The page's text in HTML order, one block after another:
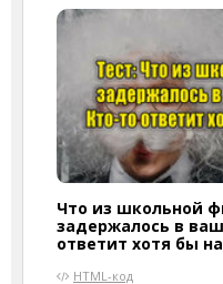
Что из школьной
задержалось в
ответит хотя бы на
HTML-код